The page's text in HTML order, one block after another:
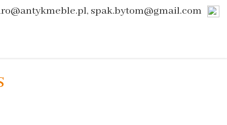
spak.bytom@gmail.com